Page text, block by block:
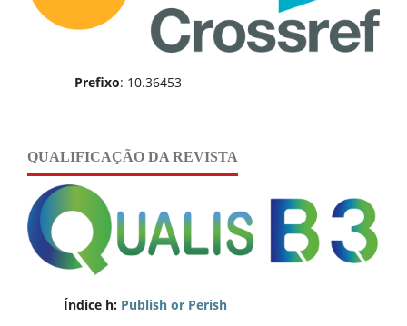
Prefixo: 10.36453
QUALIFICAÇÃO DA REVISTA
Índice h: Publish or Perish